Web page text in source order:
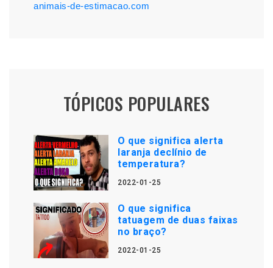
animais-de-estimacao.com
TÓPICOS POPULARES
O que significa alerta
laranja declínio de
temperatura?
2022-01-25
O que significa
tatuagem de duas faixas
no braço?
2022-01-25